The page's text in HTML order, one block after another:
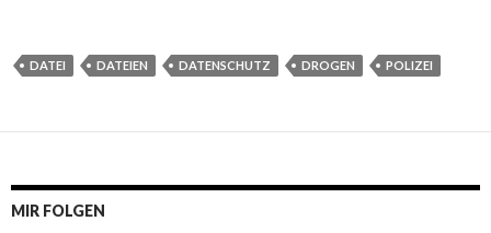
DATEI DATEIEN DATENSCHUTZ DROGEN POLIZEI
MIR FOLGEN